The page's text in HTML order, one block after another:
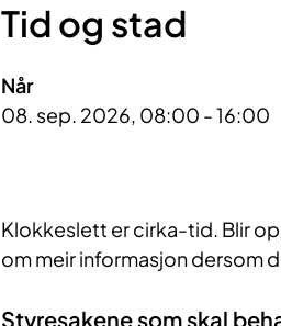
Tid og stad
Når
08. sep. 2026, 08:00 - 16:00
Klokkeslett er cirka-tid. Blir
om meir informasjon dersom
Styresakene som skal